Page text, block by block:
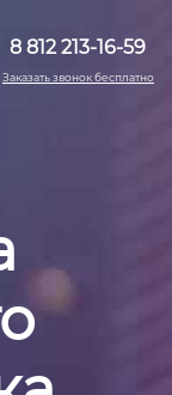
8 812 213-16-59
Заказать звонок бесплатно